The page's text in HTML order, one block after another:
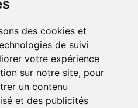
des cookies et
de suivi
votre expérience
sur notre site, pour
un contenu
et des publicités